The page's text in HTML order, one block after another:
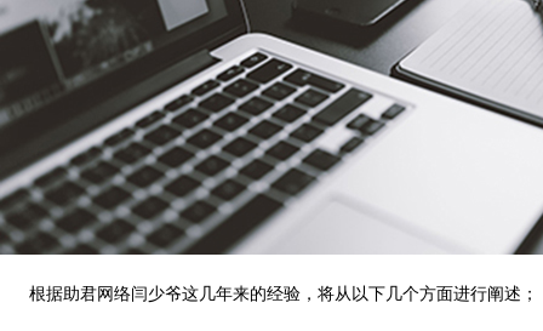
根据助君网络闫少爷这几年来的经验，将从以下几个方面进行阐述；